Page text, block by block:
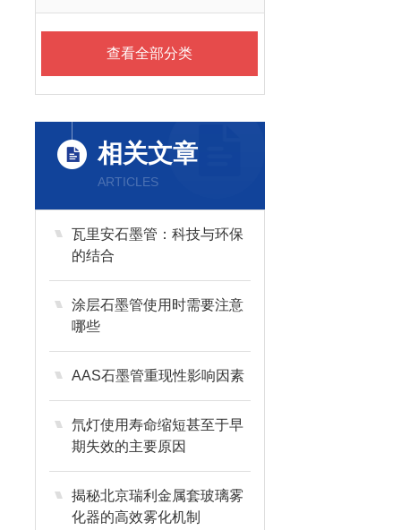
查看全部分类
相关文章
ARTICLES
瓦里安石墨管：科技与环保
的结合
涂层石墨管使用时需要注意
哪些
AAS石墨管重现性影响因素
氘灯使用寿命缩短甚至于早
期失效的主要原因
揭秘北京瑞利金属套玻璃雾
化器的高效雾化机制